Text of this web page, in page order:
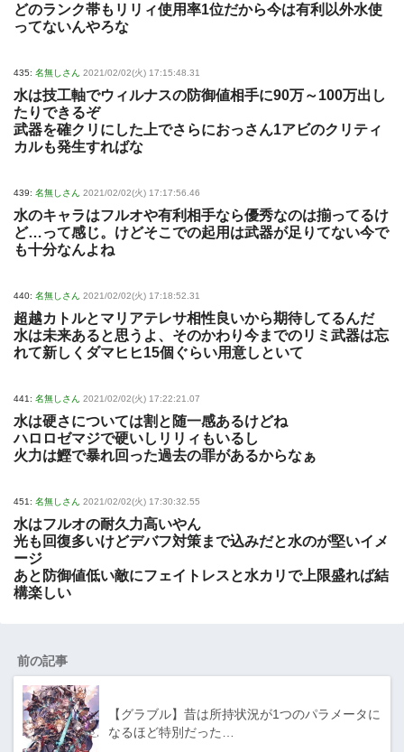
どのランク帯もリリィ使用率1位だから今は有利以外水使
ってないんやろな
435: 名無しさん 2021/02/02(火) 17:15:48.31
水は技工軸でウィルナスの防御値相手に90万～100万出し
たりできるぞ
武器を確クリにした上でさらにおっさん1アビのクリティ
カルも発生すればな
439: 名無しさん 2021/02/02(火) 17:17:56.46
水のキャラはフルオや有利相手なら優秀なのは揃ってるけ
ど…って感じ。けどそこでの起用は武器が足りてない今で
も十分なんよね
440: 名無しさん 2021/02/02(火) 17:18:52.31
超越カトルとマリアテレサ相性良いから期待してるんだ
水は未来あると思うよ、そのかわり今までのリミ武器は忘
れて新しくダマヒヒ15個ぐらい用意しといて
441: 名無しさん 2021/02/02(火) 17:22:21.07
水は硬さについては割と随一感あるけどね
ハロロゼマジで硬いしリリィもいるし
火力は鰹で暴れ回った過去の罪があるからなぁ
451: 名無しさん 2021/02/02(火) 17:30:32.55
水はフルオの耐久力高いやん
光も回復多いけどデバフ対策まで込みだと水のが堅いイメ
ージ
あと防御値低い敵にフェイトレスと水カリで上限盛れば結
構楽しい
前の記事
【グラブル】昔は所持状況が1つのパラメータに
なるほど特別だった…